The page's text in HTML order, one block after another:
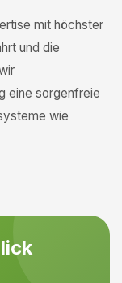
mit höchster
und die
eine sorgenfreie
wie